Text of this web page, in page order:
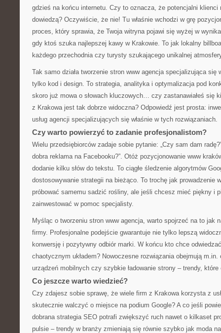
gdzieś na końcu internetu. Czy to oznacza, że potencjalni klienci
dowiedzą? Oczywiście, że nie! Tu właśnie wchodzi w grę
proces, który sprawia, że Twoja witryna pojawi się wyżej w
gdy ktoś szuka najlepszej kawy w Krakowie. To jak lokalny
każdego przechodnia czy turysty szukającego unikalnej
Tak samo działa tworzenie stron www agencja specjalizująca się
tylko kod i design. To strategia, analityka i optymalizacja pod
skoro już mowa o słowach kluczowych… czy zastanawiałeś się
z Krakowa jest tak dobrze widoczna? Odpowiedź jest prosta:
usług agencji specjalizujących się właśnie w tych rozwiązaniach.
Czy warto powierzyć to zadanie profesjonalistom?
Wielu przedsiębiorców zadaje sobie pytanie: „Czy sam dam
dobra reklama na Facebooku?”. Otóż pozycjonowanie www
dodanie kilku słów do tekstu. To ciągłe śledzenie algorytmów
dostosowywanie strategii na bieżąco. To trochę jak prowadzenie
próbować samemu sadzić rośliny, ale jeśli chcesz mieć piękny i
zainwestować w pomoc specjalisty.
Myśląc o tworzeniu stron www agencja, warto spojrzeć na to jak
firmy. Profesjonalne podejście gwarantuje nie tylko lepszą
konwersję i pozytywny odbiór marki. W końcu kto chce
chaotycznym układem? Nowoczesne rozwiązania obejmują
urządzeń mobilnych czy szybkie ładowanie strony – trendy,
Co jeszcze warto wiedzieć?
Czy zdajesz sobie sprawę, że wiele firm z Krakowa korzysta z
skutecznie walczyć o miejsce na podium Google? A co jeśli
dobrana strategia SEO potrafi zwiększyć ruch nawet o kilkaset
pulsie – trendy w branży zmieniają się równie szybko jak moda